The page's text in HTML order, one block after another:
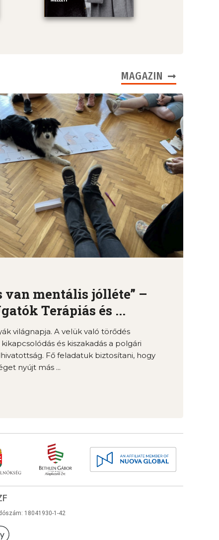
MAGAZIN
mentális jólléte” –
Terápiás és ...
világnapja. A velük való törődés
és kiszakadás a polgári
Fő feladatuk biztosítani, hogy
nyújt más ...
18041930-1-42